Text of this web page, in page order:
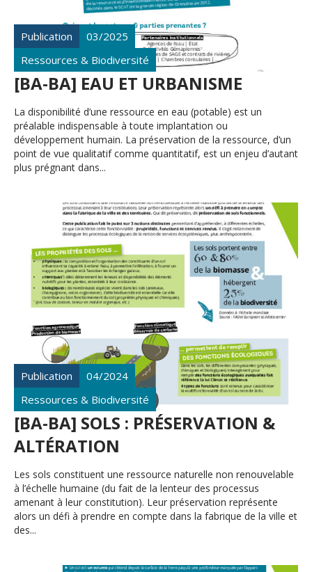
Publication
03/2025
Ressources & Biodiversité
[BA-BA] EAU ET URBANISME
La disponibilité d’une ressource en eau (potable) est un
préalable indispensable à toute implantation ou
développement humain. La préservation de la ressource, d’un
point de vue qualitatif comme quantitatif, est un enjeu d’autant
plus prégnant dans...
Publication
04/2024
Ressources & Biodiversité
[BA-BA] SOLS : PRÉSERVATION &
ALTÉRATION
Les sols constituent une ressource naturelle non renouvelable
à l’échelle humaine (du fait de la lenteur des processus
amenant à leur constitution). Leur préservation représente
alors un défi à prendre en compte dans la fabrique de la ville et
des...